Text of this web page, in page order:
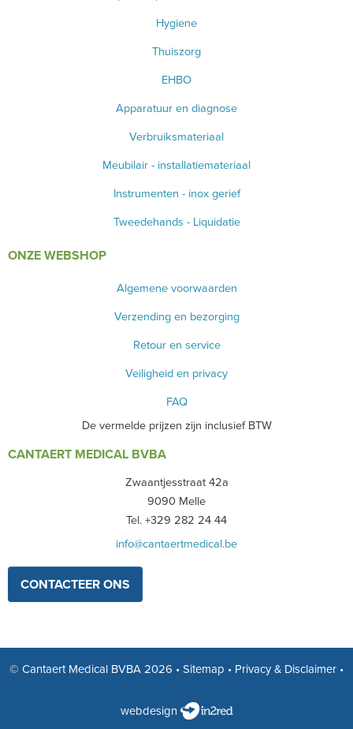
MEDICON INSTRUMENTEN
BIOPSY PUNCHES - CURRETTES
OPHTALMOLOGIE
TWEEDEHANDS - LIQUIDATIE
PRODUCT NIET GEVONDEN?
Hygiene
Thuiszorg
EHBO
Apparatuur en diagnose
Verbruiksmateriaal
Meubilair - installatiemateriaal
Instrumenten - inox gerief
Tweedehands - Liquidatie
ONZE WEBSHOP
Algemene voorwaarden
Verzending en bezorging
Retour en service
Veiligheid en privacy
FAQ
De vermelde prijzen zijn inclusief BTW
CANTAERT MEDICAL BVBA
Zwaantjesstraat 42a
9090 Melle
Tel. +329 282 24 44
info@cantaertmedical.be
CONTACTEER ONS
© Cantaert Medical BVBA 2026 • Sitemap • Privacy & Disclaimer •
webdesign